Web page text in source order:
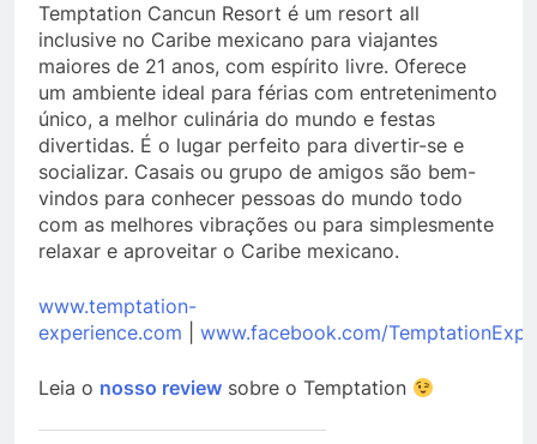
Temptation Cancun Resort é um resort all
inclusive no Caribe mexicano para viajantes
maiores de 21 anos, com espírito livre. Oferece
um ambiente ideal para férias com entretenimento
único, a melhor culinária do mundo e festas
divertidas. É o lugar perfeito para divertir-se e
socializar. Casais ou grupo de amigos são bem-
vindos para conhecer pessoas do mundo todo
com as melhores vibrações ou para simplesmente
relaxar e aproveitar o Caribe mexicano.
www.temptation-
experience.com
www.facebook.com/
Leia o nosso review sobre o Temptation